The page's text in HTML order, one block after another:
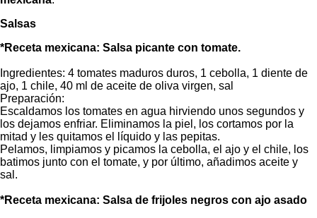
Salsas
*Receta mexicana: Salsa picante con tomate.
Ingredientes: 4 tomates maduros duros, 1 cebolla, 1 diente de
ajo, 1 chile, 40 ml de aceite de oliva virgen, sal
Preparación:
Escaldamos los tomates en agua hirviendo unos segundos y
los dejamos enfriar. Eliminamos la piel, los cortamos por la
mitad y les quitamos el líquido y las pepitas.
Pelamos, limpiamos y picamos la cebolla, el ajo y el chile, los
batimos junto con el tomate, y por último, añadimos aceite y
sal.
*Receta mexicana: Salsa de frijoles negros con ajo asado